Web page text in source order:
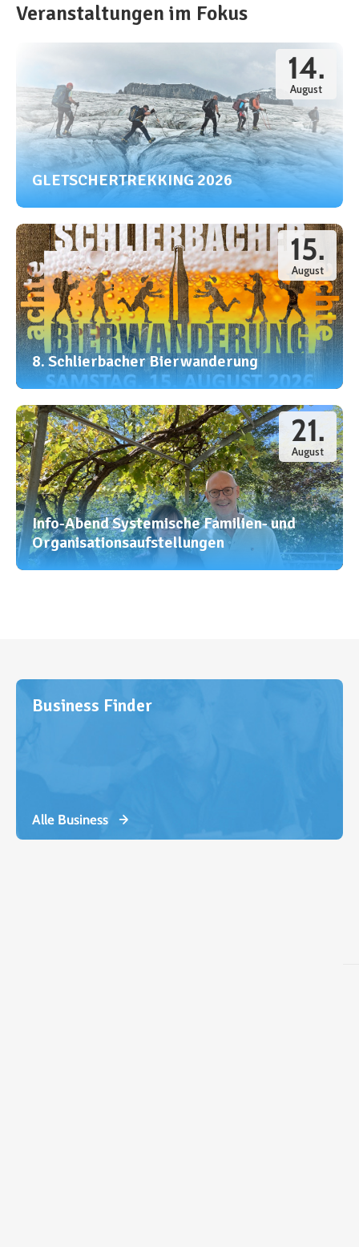
Veranstaltungen im Fokus
14.
August
GLETSCHERTREKKING 2026
15.
August
8. Schlierbacher Bierwanderung
21.
August
Info-Abend Systemische Familien- und
Organisationsaufstellungen
Business Finder
Alle Business